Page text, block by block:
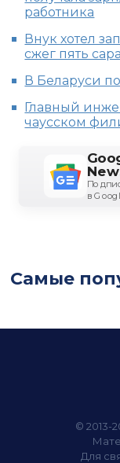
работника
Внук хотел
сжег пять
В Беларуси
Главный
чаусском
в
Самые
© 2013-
Для